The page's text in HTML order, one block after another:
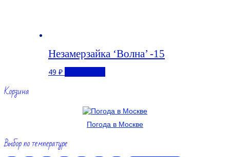
Незамерзайка ‘Волна’ -15
49 ₽
Корзина
Погода в Москве
Выбор по температуре